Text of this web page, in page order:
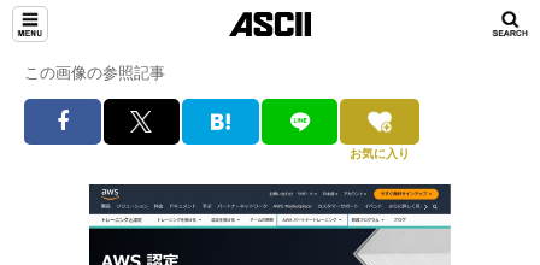
この画像の参照記事
お気に入り